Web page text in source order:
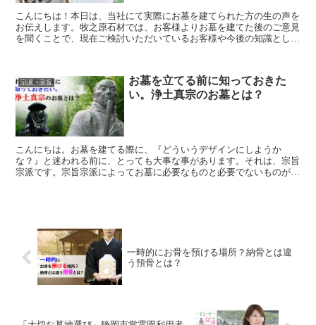
こんにちは！本日は、当社にて実際にお墓を建てられた方の生の声を
お伝えします。牧之原石材では、お客様よりお墓を建てた後のご意見
を聞くことで、現在ご検討いただいているお客様や今後の知識として
宗派・宗旨
お墓を立てる前に知っておきた
い。浄土真宗のお墓とは？
こんにちは。お墓を建てる際に、『どういうデザインにしようか
な？』と迷われる前に、とっても大事な事があります。それは、宗旨
宗派です。宗旨宗派によってお墓に必要なものと必要でないものがあ
一時的にお骨を預ける場所？納骨とは違
う預骨とは？